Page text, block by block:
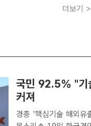
더보기 >
국민 92.5% "기
커져
경총 '핵심기술 해외유